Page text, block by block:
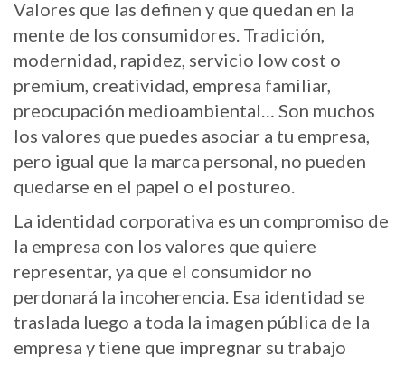
Valores que las definen y que quedan en la
mente de los consumidores. Tradición,
modernidad, rapidez, servicio low cost o
premium, creatividad, empresa familiar,
preocupación medioambiental… Son muchos
los valores que puedes asociar a tu empresa,
pero igual que la marca personal, no pueden
quedarse en el papel o el postureo.
La identidad corporativa es un compromiso de
la empresa con los valores que quiere
representar, ya que el consumidor no
perdonará la incoherencia. Esa identidad se
traslada luego a toda la imagen pública de la
empresa y tiene que impregnar su trabajo